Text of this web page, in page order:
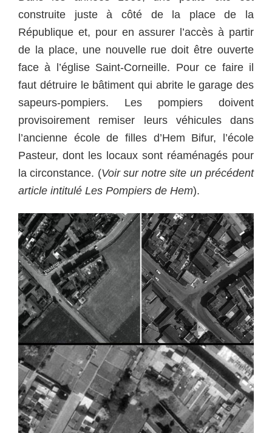
construite juste à côté de la place de la
République et, pour en assurer l’accès à partir
de la place, une nouvelle rue doit être ouverte
face à l’église Saint-Corneille. Pour ce faire il
faut détruire le bâtiment qui abrite le garage des
sapeurs-pompiers. Les pompiers doivent
provisoirement remiser leurs véhicules dans
l’ancienne école de filles d’Hem Bifur, l’école
Pasteur, dont les locaux sont réaménagés pour
la circonstance. (Voir sur notre site un précédent
article intitulé Les Pompiers de Hem).